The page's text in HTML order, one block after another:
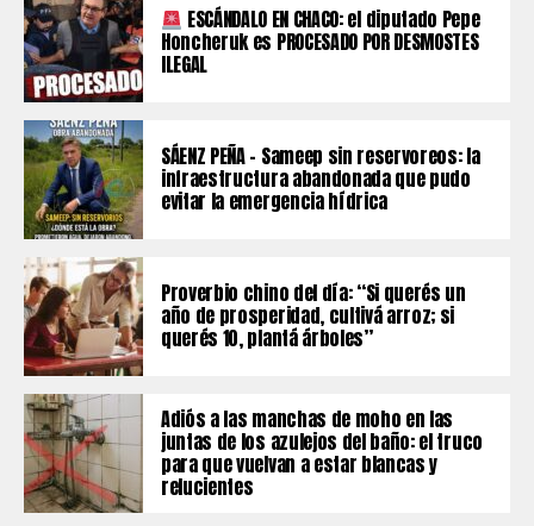
ESCÁNDALO EN CHACO: el diputado Pepe
Honcheruk es PROCESADO POR DESMOSTES
ILEGAL
SÁENZ PEÑA – Sameep sin reservoreos: la
infraestructura abandonada que pudo
evitar la emergencia hídrica
Proverbio chino del día: “Si querés un
año de prosperidad, cultivá arroz; si
querés 10, plantá árboles”
Adiós a las manchas de moho en las
juntas de los azulejos del baño: el truco
para que vuelvan a estar blancas y
relucientes